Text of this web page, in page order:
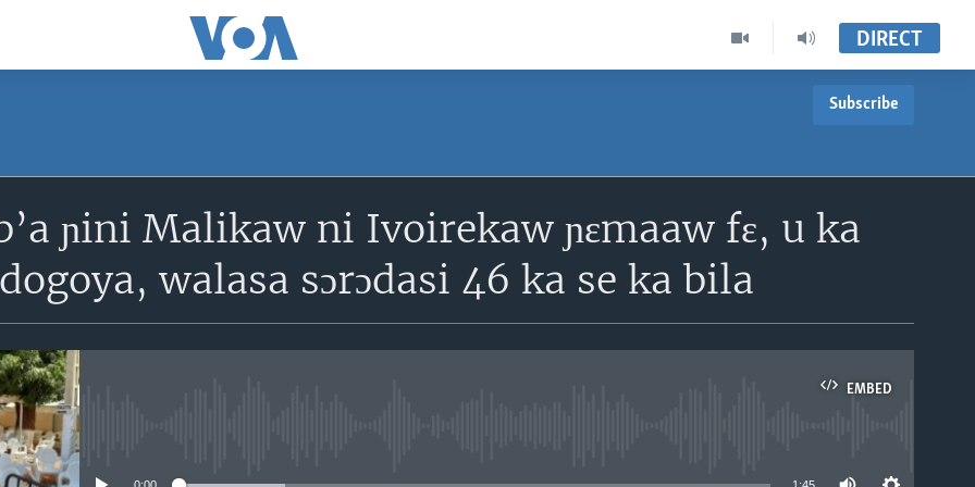
DIRECT
Subscribe
ɲini Malikaw ni Ivoirekaw ɲɛmaaw fɛ, u ka
walasa sɔrɔdasi 46 ka se ka bila
EMBED